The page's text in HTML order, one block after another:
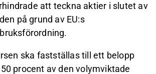
att teckna aktier i slutet av
på grund av EU:s
ska fastställas till ett belopp
procent av den volymviktade